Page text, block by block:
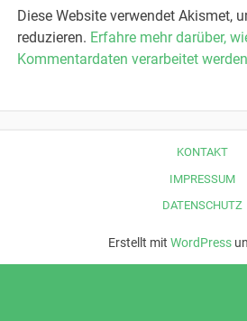
Diese Website verwendet Akismet,
reduzieren. Erfahre mehr darüber,
Kommentardaten verarbeitet werden
KONTAKT
IMPRESSUM
DATENSCHUTZ
Erstellt mit WordPress